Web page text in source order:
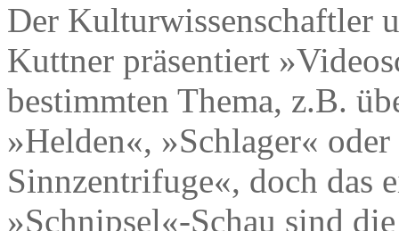
Der Kulturwissenschaftler
Kuttner präsentiert
bestimmten Thema, z.B.
»Helden«, »Schlager«
Sinnzentrifuge«, doch das
»Schnipsel«-Schau sind